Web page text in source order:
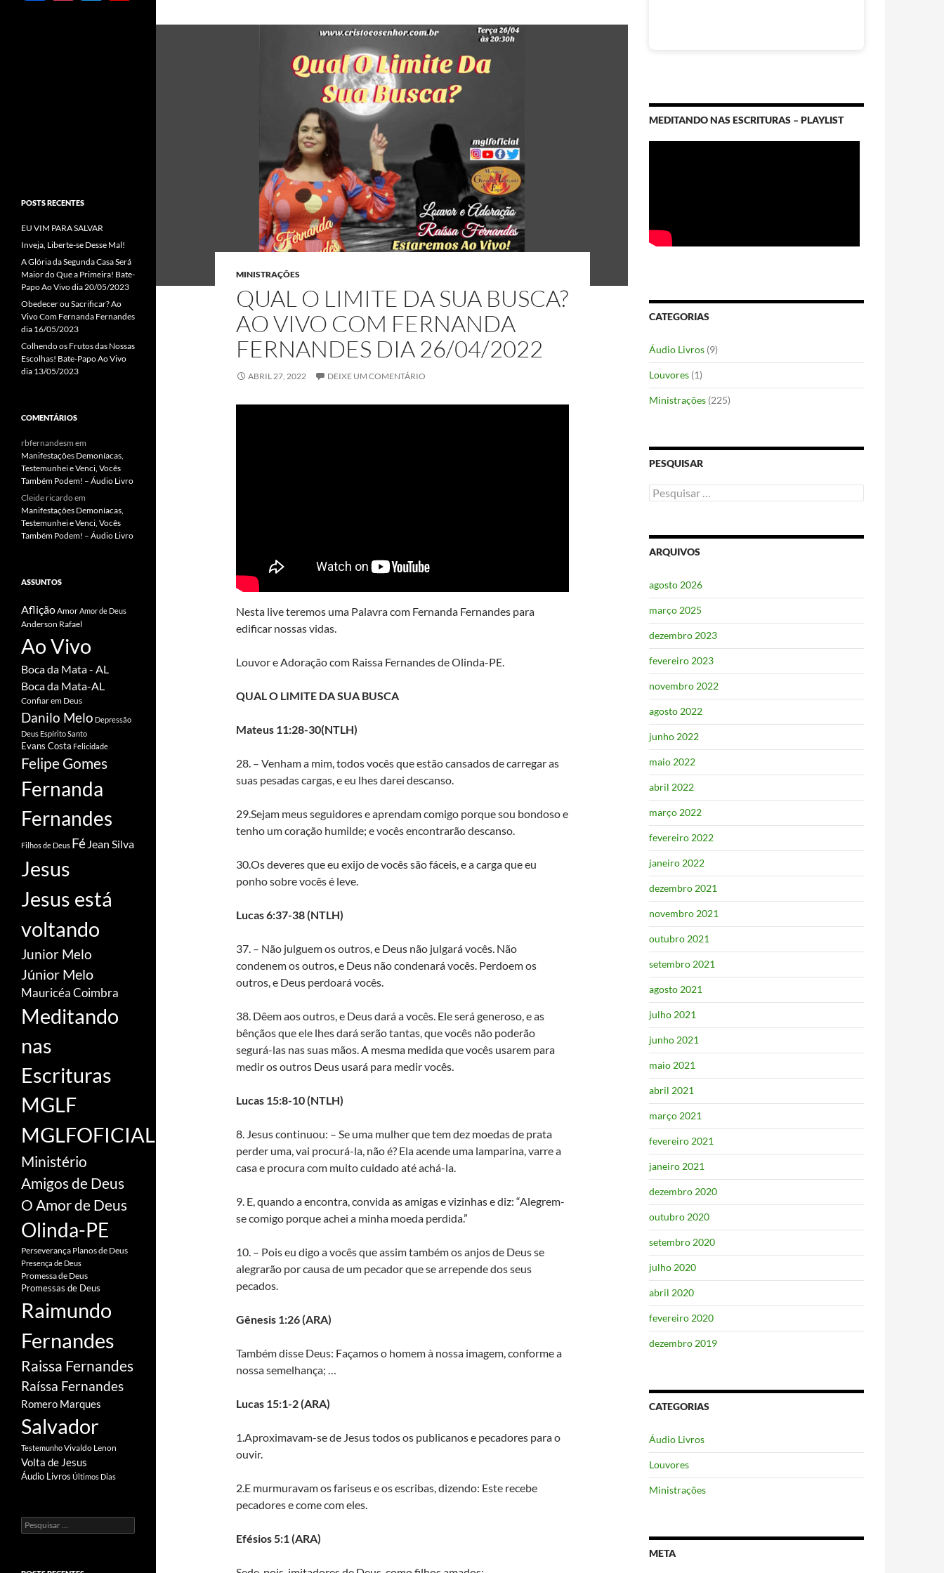
MINISTRAÇÕES
QUAL O LIMITE DA SUA BUSCA?
AO VIVO COM FERNANDA
FERNANDES DIA 26/04/2022
ABRIL 27, 2022 DEIXE UM COMENTÁRIO
Nesta live teremos uma Palavra com Fernanda Fernandes para
edificar nossas vidas.
Louvor e Adoração com Raissa Fernandes de Olinda-PE.
QUAL O LIMITE DA SUA BUSCA
Mateus 11:28-30(NTLH)
28. – Venham a mim, todos vocês que estão cansados de carregar as
suas pesadas cargas, e eu lhes darei descanso.
29.Sejam meus seguidores e aprendam comigo porque sou bondoso e
tenho um coração humilde; e vocês encontrarão descanso.
30.Os deveres que eu exijo de vocês são fáceis, e a carga que eu
ponho sobre vocês é leve.
Lucas 6:37-38 (NTLH)
37. – Não julguem os outros, e Deus não julgará vocês. Não
condenem os outros, e Deus não condenará vocês. Perdoem os
outros, e Deus perdoará vocês.
38. Dêem aos outros, e Deus dará a vocês. Ele será generoso, e as
bênçãos que ele lhes dará serão tantas, que vocês não poderão
segurá-las nas suas mãos. A mesma medida que vocês usarem para
medir os outros Deus usará para medir vocês.
Lucas 15:8-10 (NTLH)
8. Jesus continuou: – Se uma mulher que tem dez moedas de prata
perder uma, vai procurá-la, não é? Ela acende uma lamparina, varre a
casa e procura com muito cuidado até achá-la.
9. E, quando a encontra, convida as amigas e vizinhas e diz: “Alegrem-
se comigo porque achei a minha moeda perdida.”
10. – Pois eu digo a vocês que assim também os anjos de Deus se
alegrarão por causa de um pecador que se arrepende dos seus
pecados.
Gênesis 1:26(ARA)
Também disse Deus: Façamos o homem à nossa imagem, conforme a
nossa semelhança; …
Lucas 15:1-2 (ARA)
1.Aproximavam-se de Jesus todos os publicanos e pecadores para o
ouvir.
2.E murmuravam os fariseus e os escribas, dizendo: Este recebe
pecadores e come com eles.
Efésios 5:1 (ARA)
MEDITANDO NAS ESCRITURAS – PLAYLIST
CATEGORIAS
Áudio Livros (9)
Louvores (1)
Ministrações (225)
PESQUISAR
Pesquisar
por:
ARQUIVOS
agosto 2026
março 2025
dezembro 2023
fevereiro 2023
novembro 2022
agosto 2022
junho 2022
maio 2022
abril 2022
março 2022
fevereiro 2022
janeiro 2022
dezembro 2021
novembro 2021
outubro 2021
setembro 2021
agosto 2021
julho 2021
junho 2021
maio 2021
abril 2021
março 2021
fevereiro 2021
janeiro 2021
dezembro 2020
outubro 2020
setembro 2020
julho 2020
abril 2020
fevereiro 2020
dezembro 2019
CATEGORIAS
Áudio Livros
Louvores
Ministrações
META
el
POSTS RECENTES
EU VIM PARA SALVAR
Inveja, Liberte-se Desse Mal!
A Glória da Segunda Casa Será
Maior do Que a Primeira! Bate-
Papo Ao Vivo dia 20/05/2023
Obedecer ou Sacrificar? Ao
Vivo Com Fernanda Fernandes
dia 16/05/2023
Colhendo os Frutos das Nossas
Escolhas! Bate-Papo Ao Vivo
dia 13/05/2023
COMENTÁRIOS
rbfernandesm em
Manifestações Demoníacas,
Testemunhei e Venci, Vocês
Também Podem! – Áudio Livro
Cleide ricardoem
Manifestações Demoníacas,
Testemunhei e Venci, Vocês
Também Podem! – Áudio Livro
ASSUNTOS
AfliçãoAmorAmor de Deus
Anderson Rafael
Ao Vivo
Boca da Mata - AL
Boca da Mata-AL
Confiar em Deus
Danilo Melo Depressão
Deus Espírito Santo
Evans Costa Felicidade
Felipe Gomes
Fernanda
Fernandes
Filhos de Deus Fé Jean Silva
Jesus
Jesus está
voltando
Junior Melo
Júnior Melo
Mauricéa Coimbra
Meditando
nas
Escrituras
MGLF
MGLFOFICIAL
Ministério
Amigos de Deus
O Amor de Deus
Olinda-PE
Perseverança Planos de Deus
Presença de Deus
Promessa de Deus
Promessas de Deus
Raimundo
Fernandes
Raissa Fernandes
Raíssa Fernandes
Romero Marques
Salvador
TestemunhoVivaldo Lenon
Volta de Jesus
Áudio Livros Últimos Dias
Pesquisar
por: